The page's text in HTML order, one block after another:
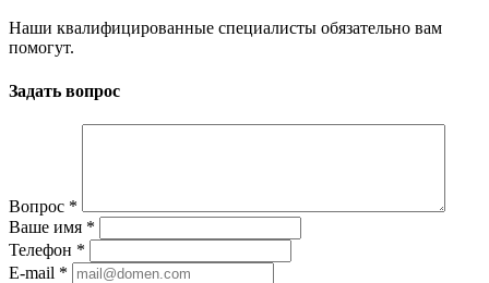
Наши квалифицированные специалисты обязательно вам
помогут.
Задать вопрос
Вопрос *
Ваше имя *
Телефон *
E-mail *